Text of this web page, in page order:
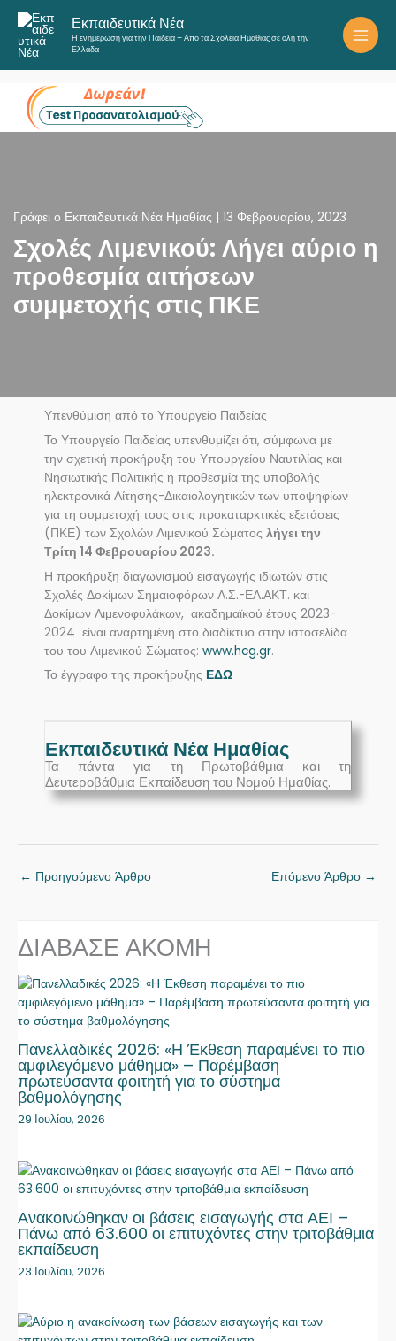
Μετάβαση
στο
περιεχόμενο
Εκπαιδευτικά Νέα
Η ενημέρωση για την Παιδεία – Από τα Σχολεία Ημαθίας σε όλη την
Ελλάδα
Γράφει ο Εκπαιδευτικά Νέα Ημαθίας 13 Φεβρουαρίου, 2023
Σχολές Λιμενικού: Λήγει αύριο η
προθεσμία αιτήσεων
συμμετοχής στις ΠΚΕ
Υπενθύμιση από το Υπουργείο Παιδείας
Το Υπουργείο Παιδείας υπενθυμίζει ότι, σύμφωνα με
την σχετική προκήρυξη του Υπουργείου Ναυτιλίας και
Νησιωτικής Πολιτικής η προθεσμία της υποβολής
ηλεκτρονικά Αίτησης-Δικαιολογητικών των υποψηφίων
για τη συμμετοχή τους στις προκαταρκτικές εξετάσεις
(ΠΚΕ) των Σχολών Λιμενικού Σώματος λήγει την
Τρίτη 14 Φεβρουαρίου 2023.
Η προκήρυξη διαγωνισμού εισαγωγής ιδιωτών στις
Σχολές Δοκίμων Σημαιοφόρων Λ.Σ.-ΕΛ.ΑΚΤ. και
Δοκίμων Λιμενοφυλάκων, ακαδημαϊκού έτους 2023-
2024 είναι αναρτημένη στο διαδίκτυο στην ιστοσελίδα
του του Λιμενικού Σώματος: www.hcg.gr.
Το έγγραφο της προκήρυξης ΕΔΩ
Εκπαιδευτικά Νέα Ημαθίας
Τα πάντα για τη Πρωτοβάθμια και τη
Δευτεροβάθμια Εκπαίδευση του Νομού Ημαθίας.
← Προηγούμενο Άρθρο Επόμενο Άρθρο →
ΔΙΑΒΑΣΕ ΑΚΟΜΗ
Πανελλαδικές 2026: «Η Έκθεση παραμένει το πιο
αμφιλεγόμενο μάθημα» – Παρέμβαση
πρωτεύσαντα φοιτητή για το σύστημα
βαθμολόγησης
29 Ιουλίου, 2026
Ανακοινώθηκαν οι βάσεις εισαγωγής στα ΑΕΙ –
Πάνω από 63.600 οι επιτυχόντες στην τριτοβάθμια
εκπαίδευση
23 Ιουλίου, 2026